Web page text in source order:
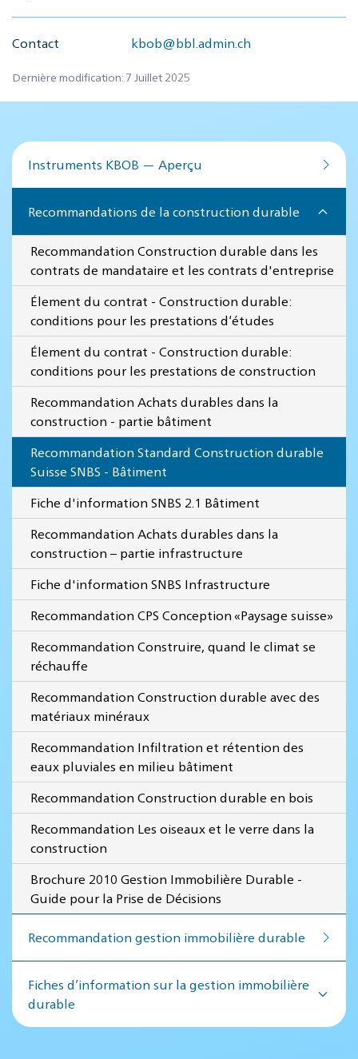
Contact kbob@bbl.admin.ch
Dernière modification: 7 Juillet 2025
Instruments KBOB — Aperçu
Recommandations de la construction durable
Recommandation Construction durable dans les
contrats de mandataire et les contrats d'entreprise
Élement du contrat - Construction durable:
conditions pour les prestations d‘études
Élement du contrat - Construction durable:
conditions pour les prestations de construction
Recommandation Achats durables dans la
construction - partie bâtiment
Recommandation Standard Construction durable
Suisse SNBS - Bâtiment
Fiche d'information SNBS 2.1 Bâtiment
Recommandation Achats durables dans la
construction – partie infrastructure
Fiche d'information SNBS Infrastructure
Recommandation CPS Conception «Paysage suisse»
Recommandation Construire, quand le climat se
réchauffe
Recommandation Construction durable avec des
matériaux minéraux
Recommandation Infiltration et rétention des
eaux pluviales en milieu bâtiment
Recommandation Construction durable en bois
Recommandation Les oiseaux et le verre dans la
construction
Brochure 2010 Gestion Immobilière Durable -
Guide pour la Prise de Décisions
Recommandation ges­tion im­mo­bi­lière du­rable
Fiches d’information sur la gestion immobilière
durable